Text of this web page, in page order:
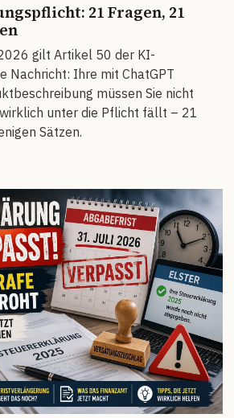
21 Fragen, 21
gilt Artikel 50 der KI-
Nachricht: Ihre mit ChatGPT
müssen Sie nicht
unter die Pflicht fällt – 21
Sätzen.